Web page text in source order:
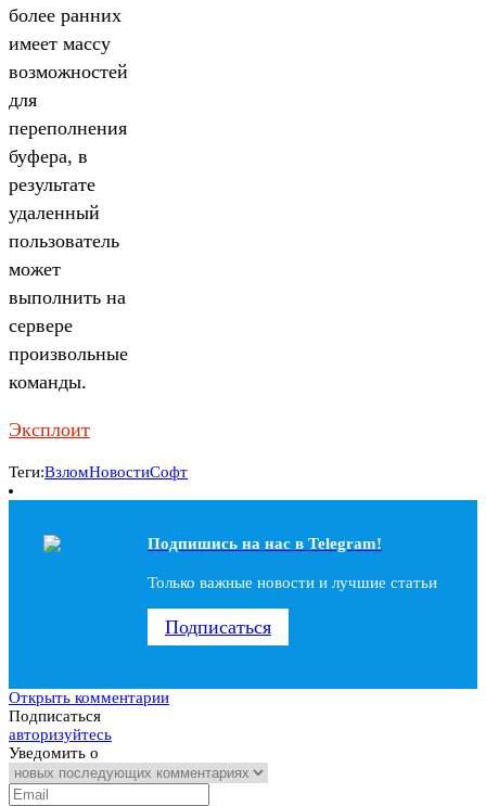
более ранних
имеет массу
возможностей
для
переполнения
буфера, в
результате
удаленный
пользователь
может
выполнить на
сервере
произвольные
команды.
Эксплоит
Теги:ВзломНовостиСофт
Подпишись на наc в Telegram!
Только важные новости и лучшие статьи
Подписаться
Открыть комментарии
Подписаться
авторизуйтесь
Уведомить о